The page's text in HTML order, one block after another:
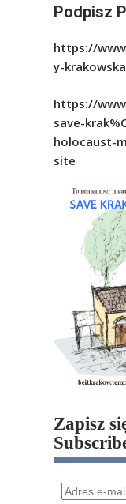
Podpisz
https://
y-
https://
save-
holocaust-
site
Zapisz